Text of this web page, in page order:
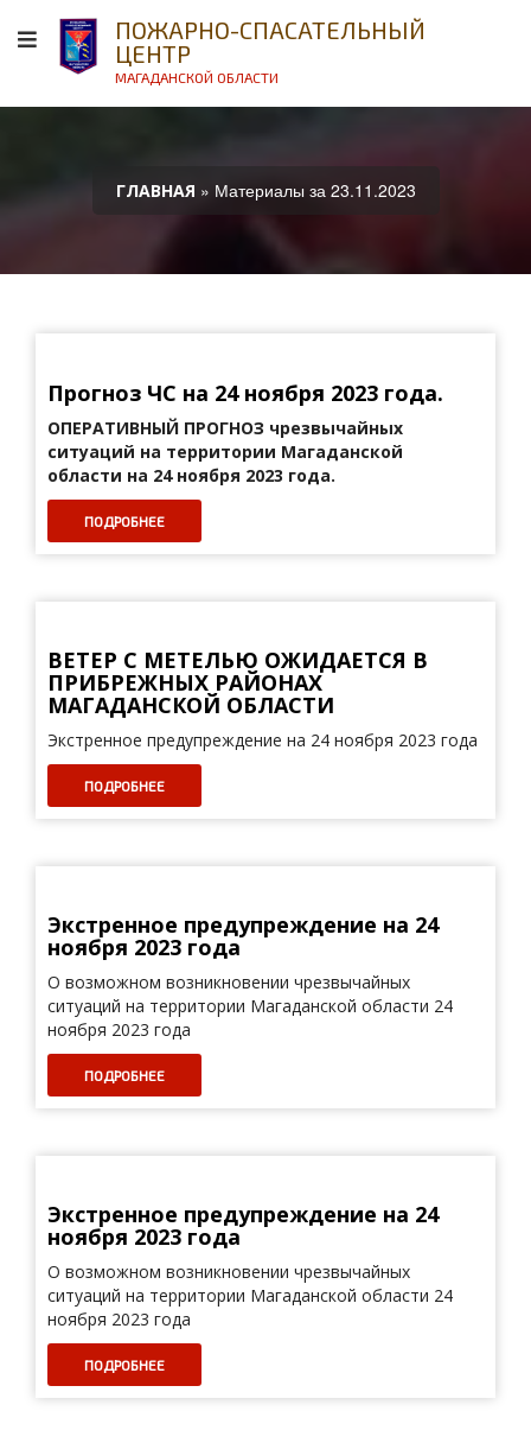
ПОЖАРНО-СПАСАТЕЛЬНЫЙ
ЦЕНТР
МАГАДАНСКОЙ ОБЛАСТИ
ГЛАВНАЯ » Материалы за 23.11.2023
Прогноз ЧС на 24 ноября 2023 года.
ОПЕРАТИВНЫЙ ПРОГНОЗ чрезвычайных
ситуаций на территории Магаданской
области на 24 ноября 2023 года.
ПОДРОБНЕЕ
ВЕТЕР С МЕТЕЛЬЮ ОЖИДАЕТСЯ В
ПРИБРЕЖНЫХ РАЙОНАХ
МАГАДАНСКОЙ ОБЛАСТИ
Экстренное предупреждение на 24 ноября 2023 года
ПОДРОБНЕЕ
Экстренное предупреждение на 24
ноября 2023 года
О возможном возникновении чрезвычайных
ситуаций на территории Магаданской области 24
ноября 2023 года
ПОДРОБНЕЕ
Экстренное предупреждение на 24
ноября 2023 года
О возможном возникновении чрезвычайных
ситуаций на территории Магаданской области 24
ноября 2023 года
ПОДРОБНЕЕ